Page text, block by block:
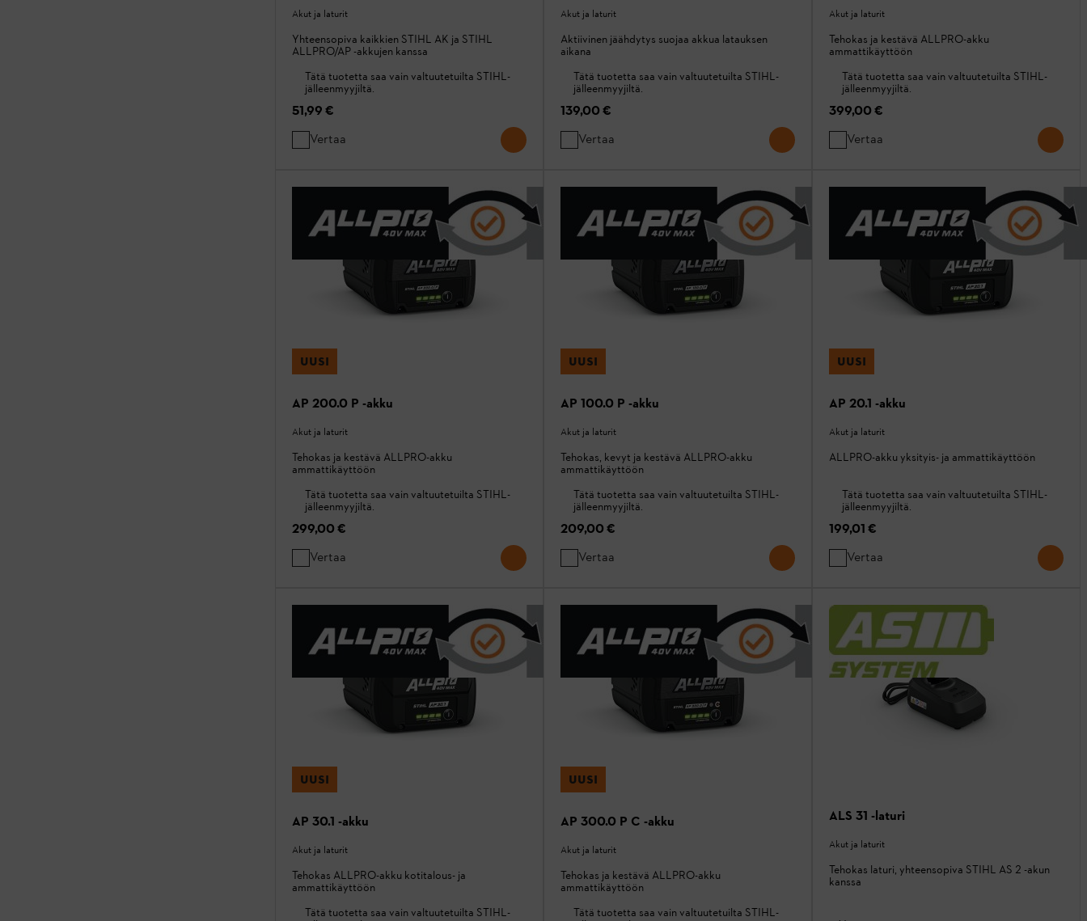
Akut ja laturit
Yhteensopiva kaikkien STIHL AK ja STIHL
ALLPRO/AP -akkujen kanssa
Tätä tuotetta saa vain valtuutetuilta STIHL-
jälleenmyyjiltä.
51,99 €
Vertaa
Akut ja laturit
Aktiivinen jäähdytys suojaa akkua latauksen
aikana
Tätä tuotetta saa vain valtuutetuilta STIHL-
jälleenmyyjiltä.
139,00 €
Vertaa
Akut ja laturit
Tehokas ja kestävä ALLPRO-akku
ammattikäyttöön
Tätä tuotetta saa vain valtuutetuilta STIHL-
jälleenmyyjiltä.
399,00 €
Vertaa
UUSI
AP 200.0 P -akku
Akut ja laturit
Tehokas ja kestävä ALLPRO-akku
ammattikäyttöön
Tätä tuotetta saa vain valtuutetuilta STIHL-
jälleenmyyjiltä.
299,00 €
Vertaa
UUSI
AP 100.0 P -akku
Akut ja laturit
Tehokas, kevyt ja kestävä ALLPRO-akku
ammattikäyttöön
Tätä tuotetta saa vain valtuutetuilta STIHL-
jälleenmyyjiltä.
209,00 €
Vertaa
UUSI
AP 20.1 -akku
Akut ja laturit
ALLPRO-akku yksityis- ja ammattikäyttöön
Tätä tuotetta saa vain valtuutetuilta STIHL-
jälleenmyyjiltä.
199,01 €
Vertaa
UUSI
AP 30.1 -akku
Akut ja laturit
Tehokas ALLPRO-akku kotitalous- ja
ammattikäyttöön
Tätä tuotetta saa vain valtuutetuilta STIHL-
UUSI
AP 300.0 P C -akku
Akut ja laturit
Tehokas ja kestävä ALLPRO-akku
ammattikäyttöön
Tätä tuotetta saa vain valtuutetuilta STIHL-
ALS 31 -laturi
Akut ja laturit
Tehokas laturi, yhteensopiva STIHL AS 2 -akun
kanssa